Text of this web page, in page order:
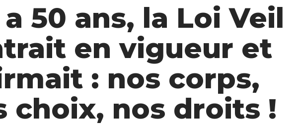
50 ans, la Loi Veil
en vigueur et
: nos corps,
choix, nos droits !